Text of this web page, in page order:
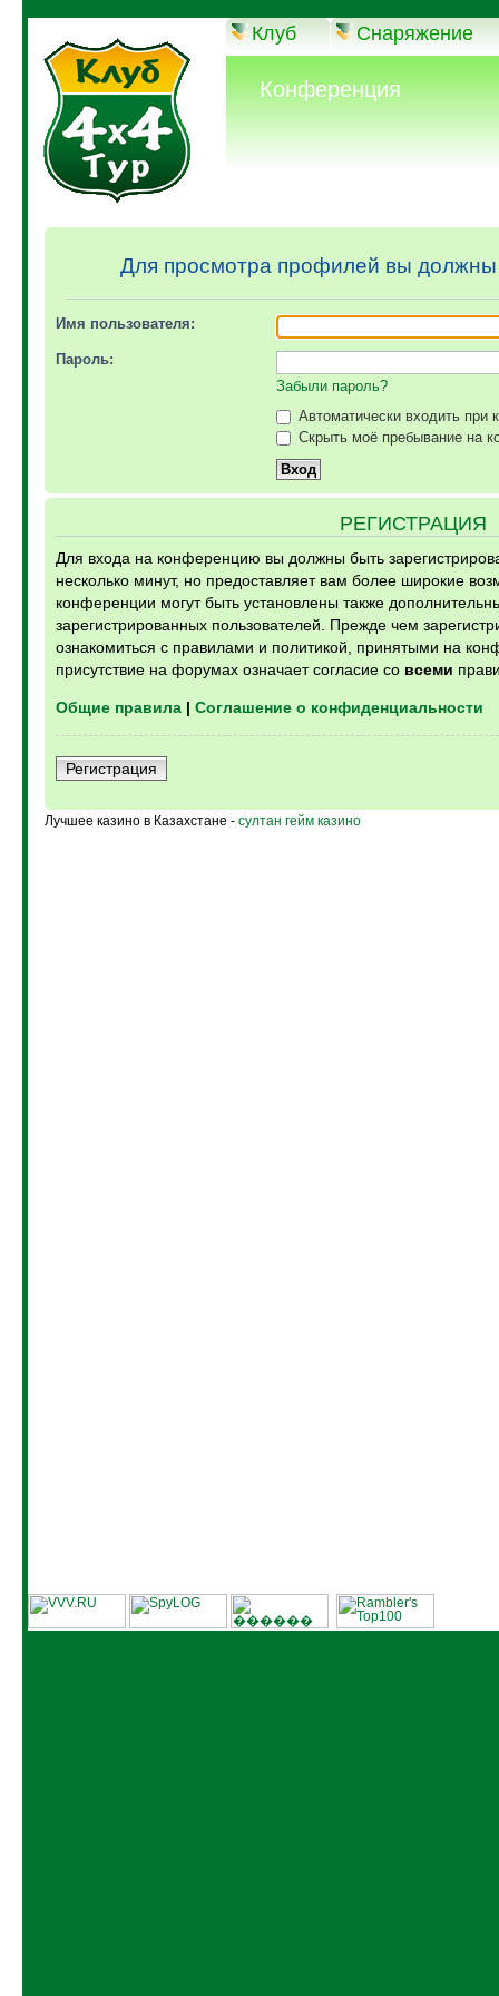
Клуб Снаряжение
Конференция
Для просмотра профилей вы
Имя пользователя:
Пароль:
Забыли пароль?
Автоматически входить при
Скрыть моё пребывание на
РЕГИСТРАЦИЯ
Для входа на конференцию вы должны быть
несколько минут, но предоставляет вам более широкие
конференции могут быть установлены также
зарегистрированных пользователей. Прежде чем
ознакомиться с правилами и политикой, принятыми на
присутствие на форумах означает согласие со всеми
Общие правила| Соглашение о конфиденциальности
Регистрация
Лучшее казино в Казахстане - султан гейм казино